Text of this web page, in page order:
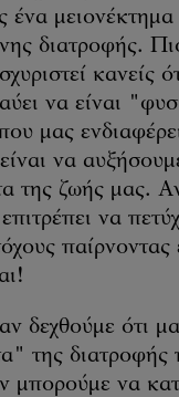
ένα μειονέκτημα
διατροφής.
κανείς
να είναι
μας
να
της ζωής μας.
να
δεχθούμε ότι
της διατροφής
μπορούμε να